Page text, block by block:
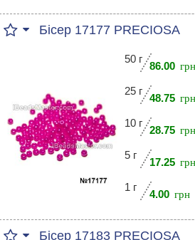
Бісер 17177 PRECIOSA
50 г
86.00
25 г
48.75
10 г
28.75
5 г
17.25
1 г
4.00
Бісер 17183 PRECIOSA